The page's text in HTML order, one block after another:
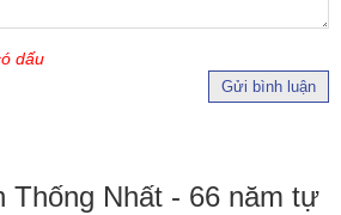
dấu
Gửi bình luận
Thống Nhất - 66 năm tự